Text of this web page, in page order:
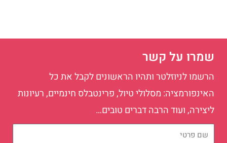
שמרו על קשר
הרשמו לניוזלטר ותהיו הראשונים לקבל את כל
האינפורמציה: מסלולי טיול, פרינטבלס חינמיים, רעיונות
ליצירה, ועוד הרבה דברים טובים…
שם